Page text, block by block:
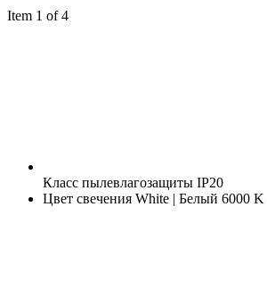
Item 1 of 4
Класс пылевлагозащиты IP20
Цвет свечения White | Белый 6000 K